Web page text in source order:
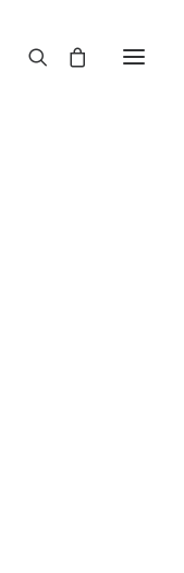
an
ist in Arbeit und